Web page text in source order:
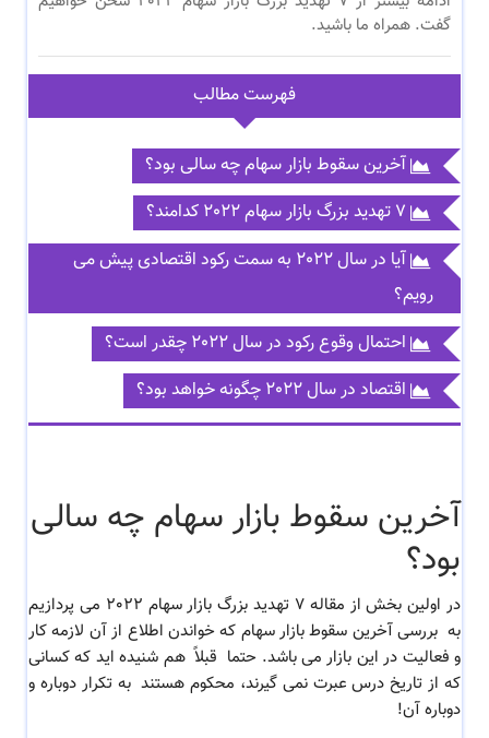
گفت. همراه ما باشید.
فهرست مطالب
آخرین سقوط بازار سهام چه سالی بود؟
آیا در سال 2022 به سمت رکود اقتصادی پیش می
رویم؟
احتمال وقوع رکود در سال 2022 چقدر است؟
اقتصاد در سال 2022 چگونه خواهد بود؟
آخرین سقوط بازار سهام چه سالی
بود؟
در اولین بخش از مقاله 7 تهدید بزرگ بازار سهام 2022 می پردازیم
به بررسی آخرین سقوط بازار سهام که خواندن اطلاع از آن لازمه کار
و فعالیت در این بازار می باشد. حتما قبلاً هم شنیده اید که کسانی
که از تاریخ درس عبرت نمی گیرند، محکوم هستند به تکرار دوباره و
دوباره آن!